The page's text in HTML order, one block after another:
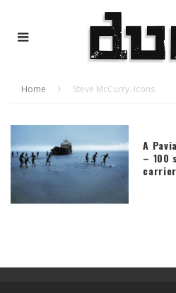
Home Steve McCurry. Icons
A
– 100